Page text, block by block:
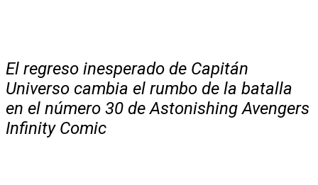
El regreso inesperado de Capitán
Universo cambia el rumbo de la batalla
en el número 30 de Astonishing Avengers
Infinity Comic